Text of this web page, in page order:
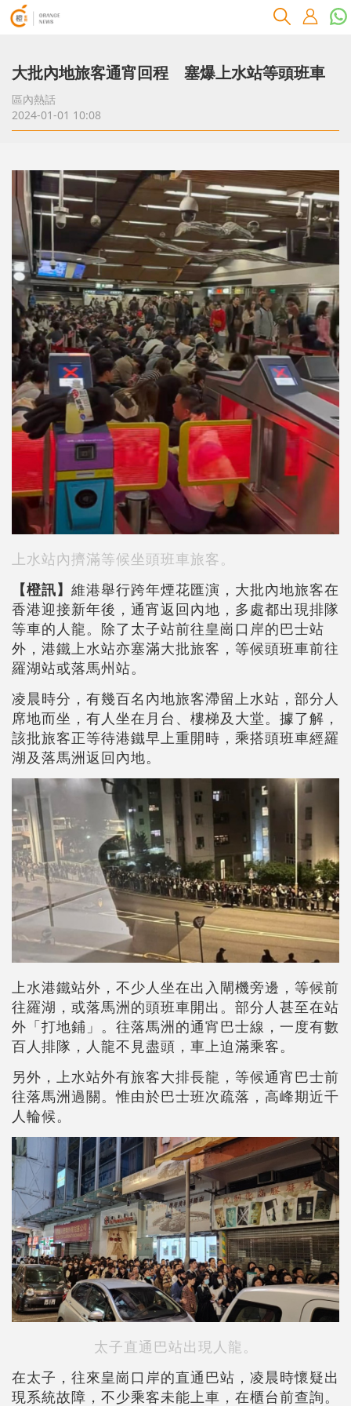
大批內地旅客通宵回程 塞爆上水站等頭班車
區內熱話
2024-01-01 10:08
上水站內擠滿等候坐頭班車旅客。
【橙訊】 維港舉行跨年煙花匯演，大批內地旅客在
香港迎接新年後，通宵返回內地，多處都出現排隊
等車的人龍。除了太子站前往皇崗口岸的巴士站
外，港鐵上水站亦塞滿大批旅客，等候頭班車前往
羅湖站或落馬州站。
凌晨時分，有幾百名內地旅客滯留上水站，部分人
席地而坐，有人坐在月台、樓梯及大堂。據了解，
該批旅客正等待港鐵早上重開時，乘搭頭班車經羅
湖及落馬洲返回內地。
上水港鐵站外，不少人坐在出入閘機旁邊，等候前
往羅湖，或落馬洲的頭班車開出。部分人甚至在站
外「打地鋪」。往落馬洲的通宵巴士線，一度有數
百人排隊，人龍不見盡頭，車上迫滿乘客。
另外，上水站外有旅客大排長龍，等候通宵巴士前
往落馬洲過關。惟由於巴士班次疏落，高峰期近千
人輪候。
太子直通巴站出現人龍。
在太子，往來皇崗口岸的直通巴站，凌晨時懷疑出
現系統故障，不少乘客未能上車，在櫃台前查詢。